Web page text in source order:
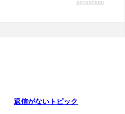
sensensen
返信がないトピック